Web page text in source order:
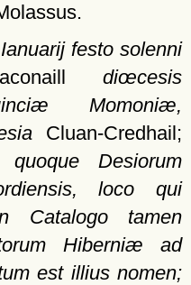
festo solenni
diœcesis
Momoniæ,
Cluan-Credhail;
Desiorum
loco qui
Catalogo tamen
Hiberniæ ad
est illius nomen;